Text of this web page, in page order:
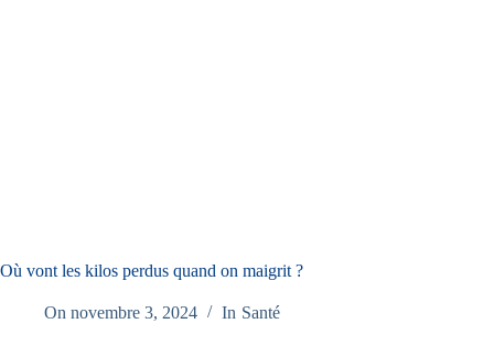
Où vont les kilos perdus quand on maigrit ?
On novembre 3, 2024 In Santé